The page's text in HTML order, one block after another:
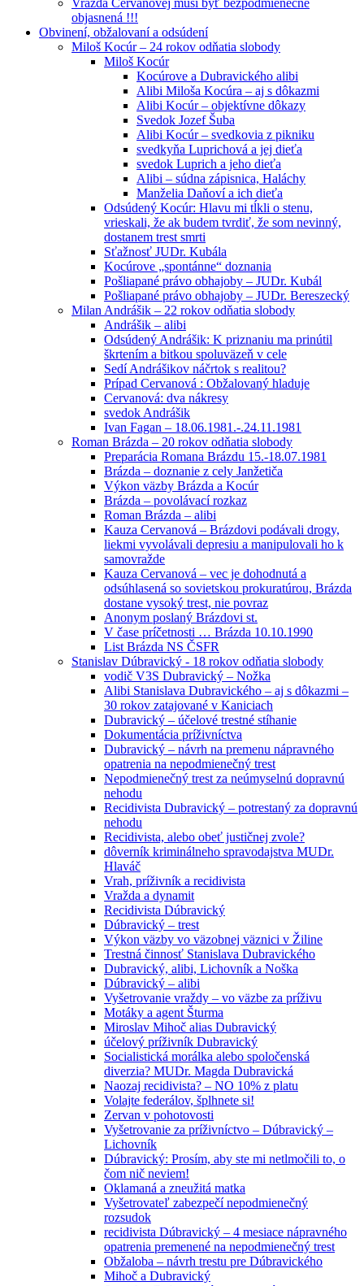
objasnená !!!
Obvinení, obžalovaní a odsúdení
Miloš Kocúr – 24 rokov odňatia slobody
Miloš Kocúr
Kocúrove a Dubravického alibi
Alibi Miloša Kocúra – aj s dôkazmi
Alibi Kocúr – objektívne dôkazy
Svedok Jozef Šuba
Alibi Kocúr – svedkovia z pikniku
svedkyňa Luprichová a jej dieťa
svedok Luprich a jeho dieťa
Alibi – súdna zápisnica, Haláchy
Manželia Daňoví a ich dieťa
Odsúdený Kocúr: Hlavu mi tĺkli o stenu,
vrieskali, že ak budem tvrdiť, že som nevinný,
dostanem trest smrti
Sťažnosť JUDr. Kubála
Kocúrove „spontánne“ doznania
Pošliapané právo obhajoby – JUDr. Kubál
Pošliapané právo obhajoby – JUDr. Bereszecký
Milan Andrášik – 22 rokov odňatia slobody
Andrášik – alibi
Odsúdený Andrášik: K priznaniu ma prinútil
škrtením a bitkou spoluväzeň v cele
Sedí Andrášikov náčrtok s realitou?
Prípad Cervanová : Obžalovaný hladuje
Cervanová: dva nákresy
svedok Andrášik
Ivan Fagan – 18.06.1981.-.24.11.1981
Roman Brázda – 20 rokov odňatia slobody
Preparácia Romana Brázdu 15.-18.07.1981
Brázda – doznanie z cely Janžetiča
Výkon väzby Brázda a Kocúr
Brázda – povolávací rozkaz
Roman Brázda – alibi
Kauza Cervanová – Brázdovi podávali drogy,
liekmi vyvolávali depresiu a manipulovali ho k
samovražde
Kauza Cervanová – vec je dohodnutá a
odsúhlasená so sovietskou prokuratúrou, Brázda
dostane vysoký trest, nie povraz
Anonym poslaný Brázdovi st.
V čase príčetnosti … Brázda 10.10.1990
List Brázda NS ČSFR
Stanislav Dúbravický - 18 rokov odňatia slobody
vodič V3S Dubravický – Nožka
Alibi Stanislava Dubravického – aj s dôkazmi –
30 rokov zatajované v Kaniciach
Dubravický – účelové trestné stíhanie
Dokumentácia príživníctva
Dubravický – návrh na premenu nápravného
opatrenia na nepodmienečný trest
Nepodmienečný trest za neúmyselnú dopravnú
nehodu
Recidivista Dubravický – potrestaný za dopravnú
nehodu
Recidivista, alebo obeť justičnej zvole?
dôverník kriminálneho spravodajstva MUDr.
Hlaváč
Vrah, príživník a recidivista
Vražda a dynamit
Recidivista Dúbravický
Dúbravický – trest
Výkon väzby vo väzobnej väznici v Žiline
Trestná činnosť Stanislava Dubravického
Dubravický, alibi, Lichovník a Noška
Dúbravický – alibi
Vyšetrovanie vraždy – vo väzbe za príživu
Motáky a agent Šturma
Miroslav Mihoč alias Dubravický
účelový príživník Dubravický
Socialistická morálka alebo spoločenská
diverzia? MUDr. Magda Dubravická
Naozaj recidivista? – NO 10% z platu
Volajte federálov, šplhnete si!
Zervan v pohotovosti
Vyšetrovanie za príživníctvo – Dúbravický –
Lichovník
Dúbravický: Prosím, aby ste mi netlmočili to, o
čom nič neviem!
Oklamaná a zneužitá matka
Vyšetrovateľ zabezpečí nepodmienečný
rozsudok
recidivista Dúbravický – 4 mesiace nápravného
opatrenia premenené na nepodmienečný trest
Obžaloba – návrh trestu pre Dúbravického
Mihoč a Dubravický